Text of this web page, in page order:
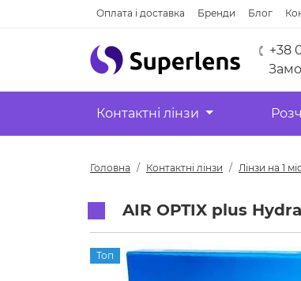
Оплата і доставка Бренди Блог
+38
Контактні лінзи
Головна Контактні лінзи Лінзи на 1
AIR OPTIX plus
Топ